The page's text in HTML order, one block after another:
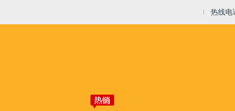
热线电
铣刨机